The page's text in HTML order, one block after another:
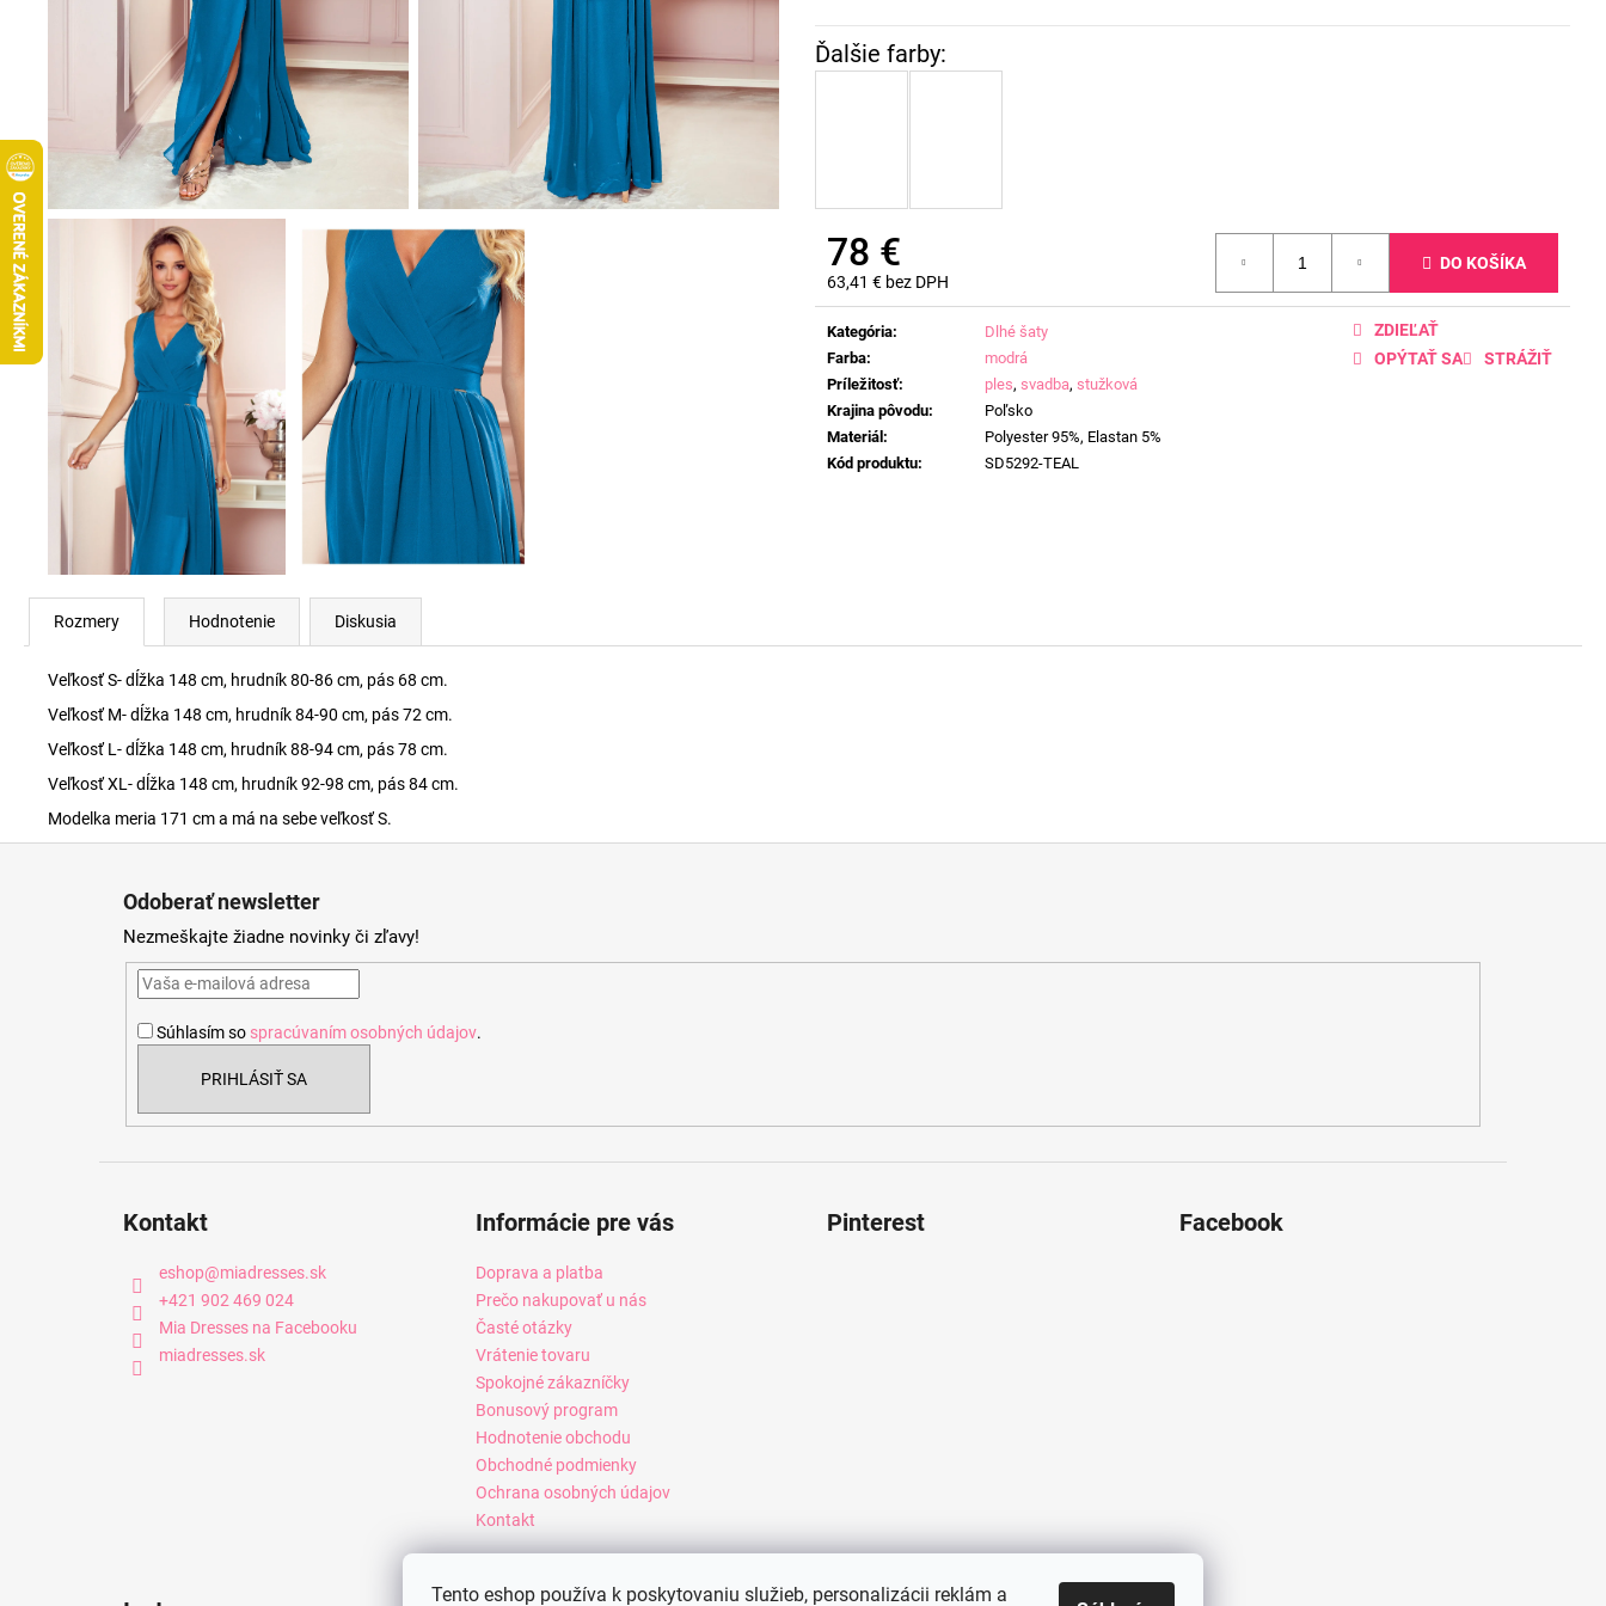
Tento eshop používa k poskytovaniu služieb, personalizácii reklám a
78 €
63,41 € bez DPH
Jednotková
cena:
DO KOŠÍKA
Kategória:
Dlhé šaty
Farba:
modrá
Príležitosť: ples, svadba, stužková
Krajina pôvodu:
Poľsko
Materiál:
Polyester 95%, Elastan 5%
Kód produktu: SD5292-TEAL
OPÝTAŤ SA STRÁŽIŤ
ZDIEĽAŤ
Rozmery Hodnotenie Diskusia
Veľkosť S- dĺžka 148 cm, hrudník 80-86 cm, pás 68 cm.
Veľkosť M- dĺžka 148 cm, hrudník 84-90 cm, pás 72 cm.
Veľkosť L- dĺžka 148 cm, hrudník 88-94 cm, pás 78 cm.
Veľkosť XL- dĺžka 148 cm, hrudník 92-98 cm, pás 84 cm.
Modelka meria 171 cm a má na sebe veľkosť S.
Odoberať newsletter
Nezmeškajte žiadne novinky či zľavy!
Súhlasím so spracúvaním osobných údajov.
PRIHLÁSIŤ SA
Kontakt
eshop@miadresses.sk
+421 902 469 024
Mia Dresses na Facebooku
miadresses.sk
Informácie pre vás
Doprava a platba
Prečo nakupovať u nás
Časté otázky
Vrátenie tovaru
Spokojné zákazníčky
Bonusový program
Hodnotenie obchodu
Obchodné podmienky
Ochrana osobných údajov
Kontakt
Pinterest Facebook